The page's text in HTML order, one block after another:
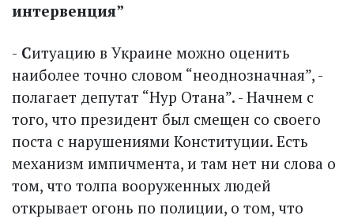
интервенция”
- Ситуацию в Украине можно оценить
наиболее точно словом “неоднозначная”, -
полагает депутат “Нур Отана”. - Начнем с
того, что президент был смещен со своего
поста с нарушениями Конституции. Есть
механизм импичмента, и там нет ни слова о
том, что толпа вооруженных людей
открывает огонь по полиции, о том, что